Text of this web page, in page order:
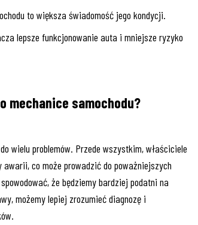
to większa świadomość jego kondycji.
lepsze funkcjonowanie auta i mniejsze ryzyko
mechanice samochodu?
wielu problemów. Przede wszystkim, właściciele
co może prowadzić do poważniejszych
że będziemy bardziej podatni na
możemy lepiej zrozumieć diagnozę i